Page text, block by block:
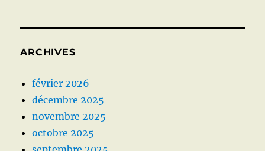
ARCHIVES
février 2026
décembre 2025
novembre 2025
octobre 2025